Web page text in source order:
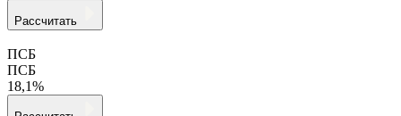
Рассчитать
ПСБ
ПСБ
18,1%